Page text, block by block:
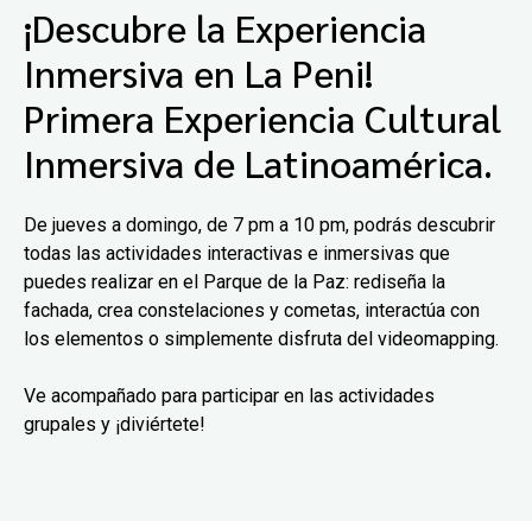
¡Descubre la Experiencia
Inmersiva en La Peni!
Primera Experiencia Cultural
Inmersiva de Latinoamérica.
De jueves a domingo, de 7 pm a 10 pm, podrás descubrir
todas las actividades interactivas e inmersivas que
puedes realizar en el Parque de la Paz: rediseña la
fachada, crea constelaciones y cometas, interactúa con
los elementos o simplemente disfruta del videomapping.
Ve acompañado para participar en las actividades
grupales y ¡diviértete!